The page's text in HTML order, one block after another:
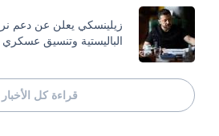
زيلينسكي يعلن عن دعم
الباليستية وتنسيق
قراءة كل الأخبار